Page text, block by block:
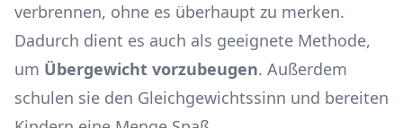
verbrennen, ohne es überhaupt zu merken.
Dadurch dient es auch als geeignete Methode,
um Übergewicht vorzubeugen. Außerdem
schulen sie den Gleichgewichtssinn und bereiten